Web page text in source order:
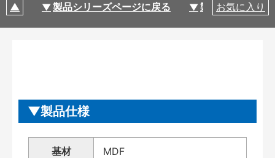
製品シリーズページに戻る 製品仕様
お気に入り
製品仕様
基材 MDF